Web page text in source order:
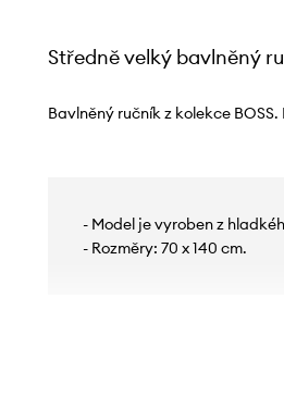
Středně velký bavlněný
Bavlněný ručník z kolekce
- Model je vyroben z
- Rozměry: 70 x 140 cm.